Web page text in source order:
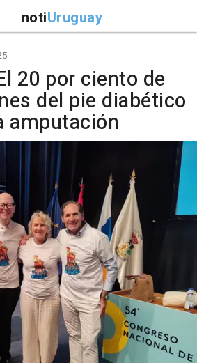
notiUruguay
20 por ciento de
del pie diabético
amputación